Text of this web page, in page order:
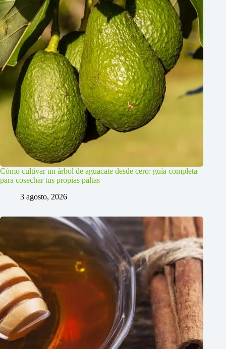
Cómo cultivar un árbol de aguacate desde cero: guía completa
para cosechar tus propias paltas
3 agosto, 2026